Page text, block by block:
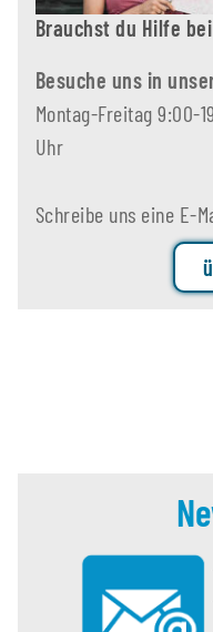
Brauchst du Hilfe
Besuche uns in
Montag-Freitag 9:00-
Uhr
Schreibe uns eine E-